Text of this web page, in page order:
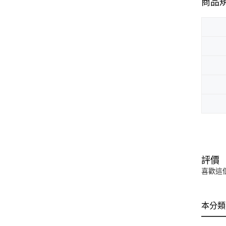
商品
評價
喜歡這
本分